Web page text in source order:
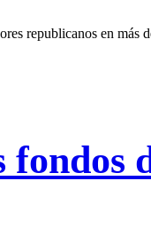
republicanos en